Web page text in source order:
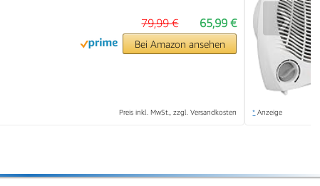
65,99 €
79,99 €
Bei Amazon ansehen
Preis inkl. MwSt., zzgl. Versandkosten * Anzeige
❯